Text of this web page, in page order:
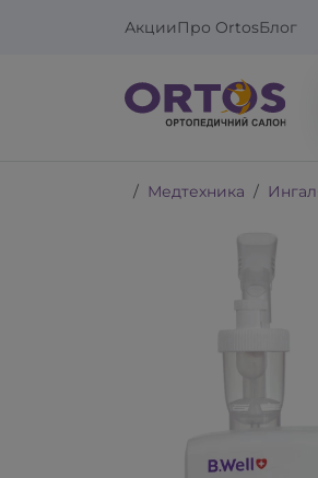
АкцииПро OrtosБлог
Медтехника